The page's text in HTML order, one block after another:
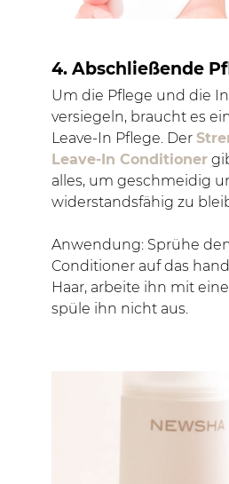
4. Abschließende
Um die Pflege und die
versiegeln, braucht es
Leave-In Pflege. Der
Leave-In Conditioner
alles, um geschmeidig
widerstandsfähig zu
Anwendung: Sprühe
Conditioner auf das
Haar, arbeite ihn mit
spüle ihn nicht aus.